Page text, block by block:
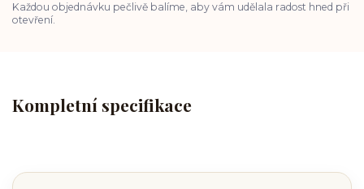
Každou objednávku pečlivě balíme, aby vám udělala radost hned při
otevření.
Kompletní specifikace